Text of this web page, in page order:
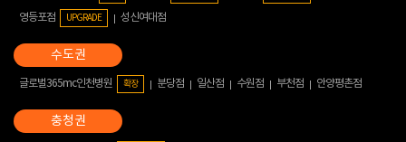
영등포점
UPGRADE 성신여대점
글로벌365mc인천병원 확장 분당점 일산점 수원점 부천점 안양평촌점